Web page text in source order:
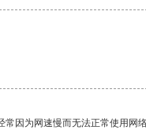
因为网速慢而无法正常使用网